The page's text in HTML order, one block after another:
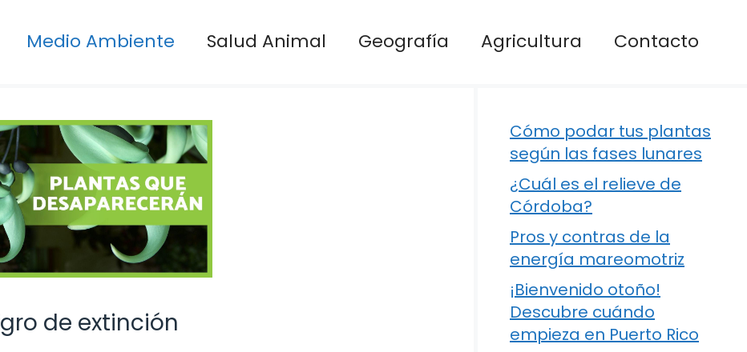
Medio Ambiente Salud Animal Geografía Agricultura Contacto
de extinción
Cómo podar tus plantas
según las fases lunares
¿Cuál es el relieve de
Córdoba?
Pros y contras de la
energía mareomotriz
¡Bienvenido otoño!
Descubre cuándo
empieza en Puerto Rico